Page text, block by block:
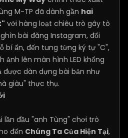
M-TP đã dành gần hai
với hàng loạt chiêu trò gây tò
bài đăng Instagram, đổi
bí ẩn, đến tung từng ký tự "C",
ảnh lên màn hình LED khổng
được dàn dựng bài bản như
giàu" thực thụ.
lần đầu "anh Tùng" chơi trò
đến Chúng Ta Của Hiện Tại,